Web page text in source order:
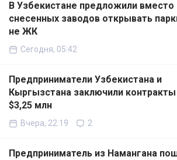
В Узбекистане предложили вместо
снесенных заводов открывать
не ЖК
Сегодня, 05:42
Предприниматели Узбекистана и
Кыргызстана заключили контракты
$3,25 млн
Вчера, 22:19 2
Предприниматель из Намангана